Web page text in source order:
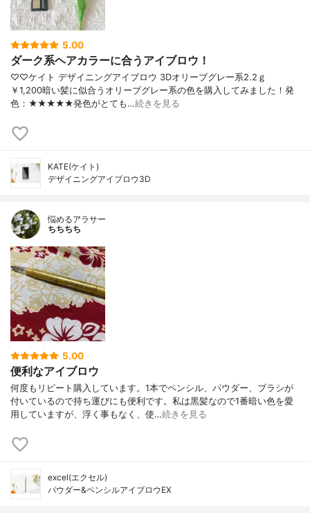
5.00
ダーク系ヘアカラーに合うアイブロウ！
♡♡ケイト デザイニングアイブロウ 3Dオリーブグレー系2.2ｇ
￥1,200暗い髪に似合うオリーブグレー系の色を購入してみました！発
色：★★★★★発色がとても…続きを見る
KATE(ケイト)
デザイニングアイブロウ3D
悩めるアラサー
ちちちち
5.00
便利なアイブロウ
何度もリピート購入しています。1本でペンシル、パウダー、ブラシが
付いているので持ち運びにも便利です。私は黒髪なので1番暗い色を愛
用していますが、浮く事もなく、使…続きを見る
excel(エクセル)
パウダー&ペンシルアイブロウEX